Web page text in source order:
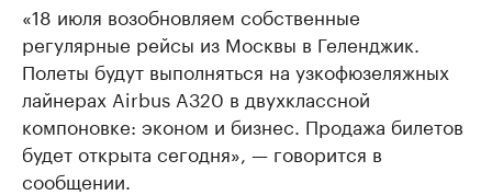
«18 июля возобновляем собственные
регулярные рейсы из Москвы в Геленджик.
Полеты будут выполняться на узкофюзеляжных
лайнерах Airbus A320 в двухклассной
компоновке: эконом и бизнес. Продажа билетов
будет открыта сегодня», — говорится в
сообщении.